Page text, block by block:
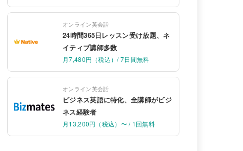
オンライン英会話
24時間365日レッスン受け放題、ネ
イティブ講師多数
月7,480円（税込）/ 7日間無料
オンライン英会話
ビジネス英語に特化、全講師がビジ
ネス経験者
月13,200円（税込）〜 / 1回無料